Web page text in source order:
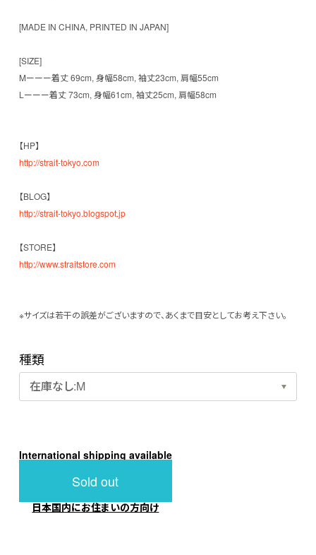
[MADE IN CHINA, PRINTED IN JAPAN]
[SIZE]
Mーーー着丈 69cm, 身幅58cm, 袖丈23cm, 肩幅55cm
Lーーー着丈 73cm, 身幅61cm, 袖丈25cm, 肩幅58cm
【HP】
http://strait-tokyo.com
【BLOG】
http://strait-tokyo.blogspot.jp
【STORE】
http://www.straitstore.com
※サイズは若干の誤差がございますので、あくまで目安としてお考え下さい。
種類
International shipping available
Sold out
日本国内にお住まいの方向け